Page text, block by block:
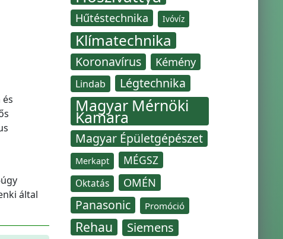
által
Hűtéstechnika Ivóvíz
Klímatechnika
Koronavírus Kémény
Lindab Légtechnika
Magyar Mérnöki
Kamara
Magyar Épületgépészet
Merkapt MÉGSZ
Oktatás OMÉN
Panasonic Promóció
Rehau Siemens